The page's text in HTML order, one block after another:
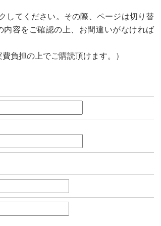
してください。その際、ページは切り替
容をご確認の上、お間違いがなければ
負担の上でご購読頂けます。）